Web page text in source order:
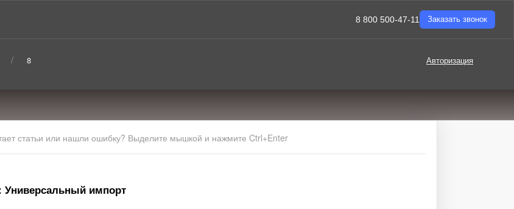
8 800 500-47-11 Заказать звонок
Авторизация
/ 8
статьи или нашли ошибку? Выделите мышкой и нажмите Ctrl+Enter
Универсальный импорт